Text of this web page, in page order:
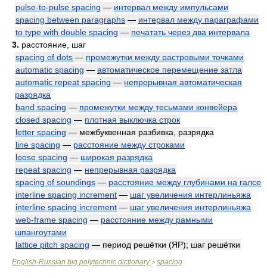
pulse-to-pulse spacing — интервал между импульсами
spacing between paragraphs — интервал между параграфами
to type with double spacing — печатать через два интервала
3. расстояние, шаг
spacing of dots — промежутки между растровыми точками
automatic spacing — автоматическое перемещение затла
automatic repeat spacing — непрерывная автоматическая
разрядка
band spacing — промежутки между тесьмами конвейера
closed spacing — плотная выключка строк
letter spacing — межбуквенная разбивка, разрядка
line spacing — расстояние между строками
loose spacing — широкая разрядка
repeat spacing — непрерывная разрядка
spacing of soundings — расстояние между глубинами на галсе
interline spacing increment — шаг увеличения интерлиньяжа
interline spacing increment — шаг увеличения интерлиньяжа
web-frame spacing — расстояние между рамными
шпангоутами
lattice pitch spacing — период решётки (ЯР); шаг решётки
English-Russian big polytechnic dictionary> spacing